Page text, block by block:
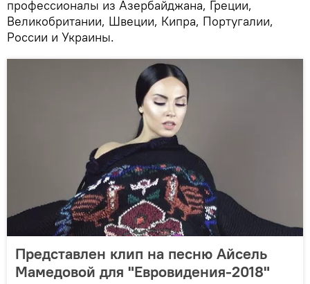
профессионалы из Азербайджана, Греции,
Великобритании, Швеции, Кипра, Португалии,
России и Украины.
Представлен клип на песню Айсель
Мамедовой для "Евровидения-2018"